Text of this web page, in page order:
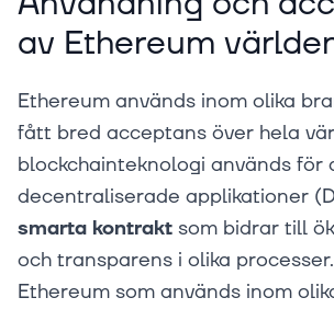
av Ethereum
Ethereum används inom olika
fått bred acceptans över hela
blockchainteknologi används för
decentraliserade applikationer
smarta kontrakt som bidrar till
och transparens i olika
Ethereum som används inom